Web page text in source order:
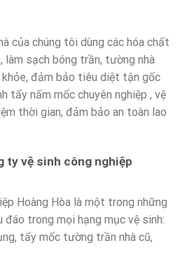
của chúng tôi dùng các hóa chất
sạch bóng trần, tường nhà
đảm bảo tiêu diệt tận gốc
tẩy nấm mốc chuyên nghiệp , vệ
thời gian, đảm bảo an toàn lao
ty vệ sinh công nghiệp
Hoàng Hòa là một trong những
trong mọi hạng mục vệ sinh:
tẩy mốc tường trần nhà cũ,